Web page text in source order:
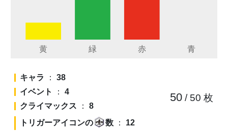
キャラ ： 38
イベント
： 4
クライマックス ： 8
トリガーアイコンの
数 ： 12
50/ 50 枚